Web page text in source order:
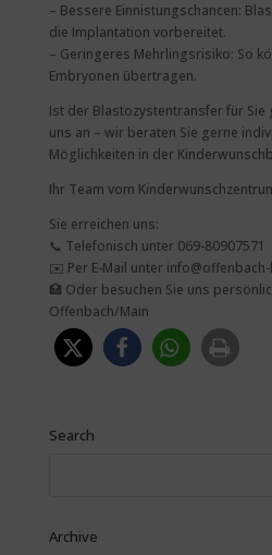
– Bessere Einnistungschancen:
die Implantation vorbereitet.
– Geringeres Mehrlingsrisiko: So
Embryonen übertragen.
Ist der Blastozystentransfer für Sie
uns an – wir beraten Sie gerne
Möglichkeiten in der
Ihr Team vom
Sie erreichen uns:
📞 Telefonisch unter 069-80907571
✉️ Per E-Mail unter
🏥 Oder besuchen Sie uns
Offenbach/Main
Search
Archive